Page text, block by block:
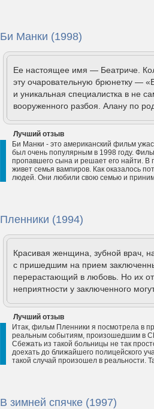
Би Манки (1998)
Ее настоящее имя — Беатриче.
эту очаровательную брюнетку —
и уникальная специалистка в не
вооруженного разбоя. Алану по
Лучший отзыв
Би Манки - это американский фильм
был очень популярным в 1998 году.
пропавшего сына и решает его найти. В
живет семья вампиров. Как оказалось
людей. Они любили свою семью и
Пленники (1994)
Красивая женщина, зубной врач,
с пришедшим на прием
перерастающий в любовь. Но их
неприятности у заключенного
Лучший отзыв
Итак, фильм Пленники я посмотрела в
реальным событиям, произошедшим в
Сбежать из такой больницы не так
доехать до ближайшего полицейского
такой случай произошел в реальности.
В зимней спячке (1997)